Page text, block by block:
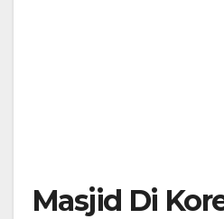
Masjid Di